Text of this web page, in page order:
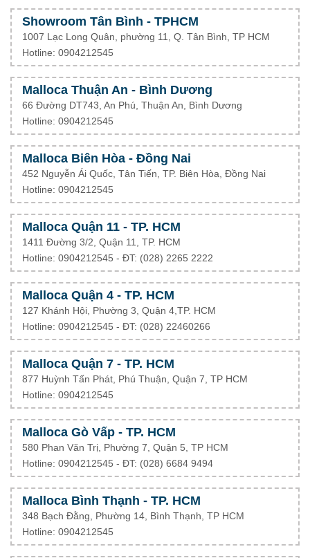
Showroom Tân Bình - TPHCM
1007 Lạc Long Quân, phường 11, Q. Tân Bình, TP HCM
Hotline: 0904212545
Malloca Thuận An - Bình Dương
66 Đường DT743, An Phú, Thuận An, Bình Dương
Hotline: 0904212545
Malloca Biên Hòa - Đồng Nai
452 Nguyễn Ái Quốc, Tân Tiến, TP. Biên Hòa, Đồng Nai
Hotline: 0904212545
Malloca Quận 11 - TP. HCM
1411 Đường 3/2, Quận 11, TP. HCM
Hotline: 0904212545 - ĐT: (028) 2265 2222
Malloca Quận 4 - TP. HCM
127 Khánh Hội, Phường 3, Quận 4,TP. HCM
Hotline: 0904212545 - ĐT: (028) 22460266
Malloca Quận 7 - TP. HCM
877 Huỳnh Tấn Phát, Phú Thuận, Quận 7, TP HCM
Hotline: 0904212545
Malloca Gò Vấp - TP. HCM
580 Phan Văn Trị, Phường 7, Quận 5, TP HCM
Hotline: 0904212545 - ĐT: (028) 6684 9494
Malloca Bình Thạnh - TP. HCM
348 Bạch Đằng, Phường 14, Bình Thạnh, TP HCM
Hotline: 0904212545